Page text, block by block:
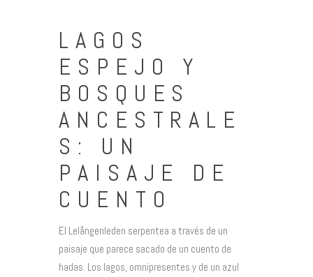
LAGOS
ESPEJO Y
BOSQUES
ANCESTRALE
S: UN
PAISAJE DE
CUENTO
El Lelångenleden serpentea a través de un
paisaje que parece sacado de un cuento de
hadas. Los lagos, omnipresentes y de un azul